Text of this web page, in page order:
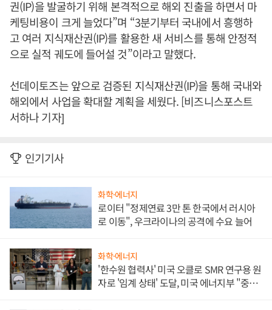
권(IP)을 발굴하기 위해 본격적으로 해외 진출을 하면서 마
케팅비용이 크게 늘었다”며 “3분기부터 국내에서 흥행하
고 여러 지식재산권(IP)를 활용한 새 서비스를 통해 안정적
으로 실적 궤도에 들어설 것”이라고 말했다.
선데이토즈는 앞으로 검증된 지식재산권(IP)을 통해 국내와
해외에서 사업을 확대할 계획을 세웠다. [비즈니스포스트
서하나 기자]
인기기사
화학·에너지
로이터 "정제연료 3만 톤 한국에서 러시아
로 이동", 우크라이나의 공격에 수요 늘어
화학·에너지
'한수원 협력사' 미국 오클로 SMR 연구용 원
자로 '임계 상태' 도달, 미국 에너지부 "중요